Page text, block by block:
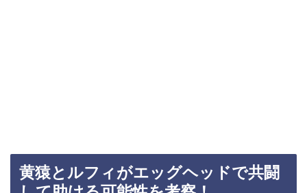
黄猿とルフィがエッグヘッドで共闘